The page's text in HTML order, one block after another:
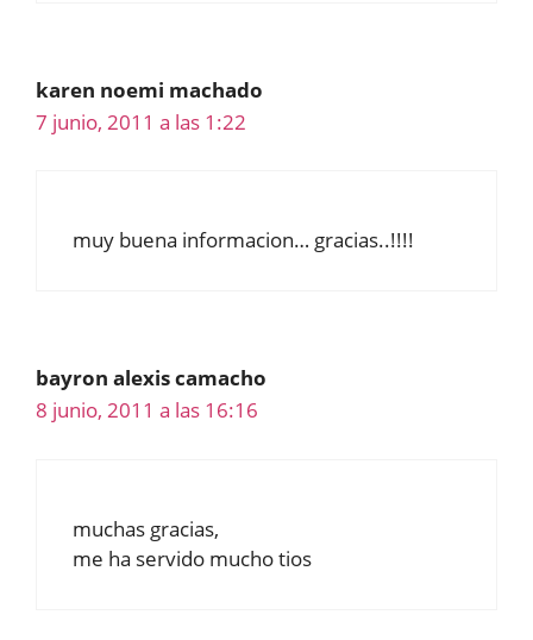
karen noemi machado
7 junio, 2011 a las 1:22
muy buena informacion… gracias..!!!!
bayron alexis camacho
8 junio, 2011 a las 16:16
muchas gracias,
me ha servido mucho tios